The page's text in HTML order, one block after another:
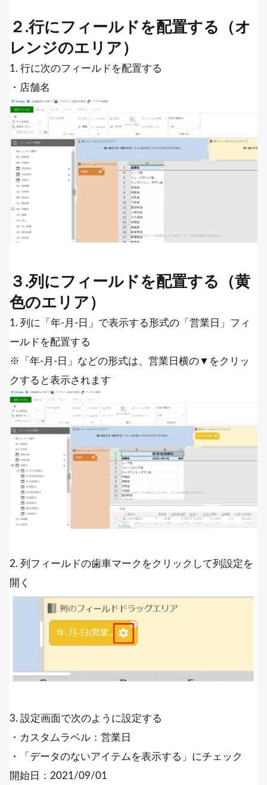
２.行にフィールドを配置する（オ
レンジのエリア）
1. 行に次のフィールドを配置する
・店舗名
３.列にフィールドを配置する（黄
色のエリア）
1. 列に「年-月-日」で表示する形式の「営業日」フィ
ールドを配置する
※「年-月-日」などの形式は、営業日横の▼をクリッ
クすると表示されます
2. 列フィールドの歯車マークをクリックして列設定を
開く
3. 設定画面で次のように設定する
・カスタムラベル：営業日
・「データのないアイテムを表示する」にチェック
開始日：2021/09/01